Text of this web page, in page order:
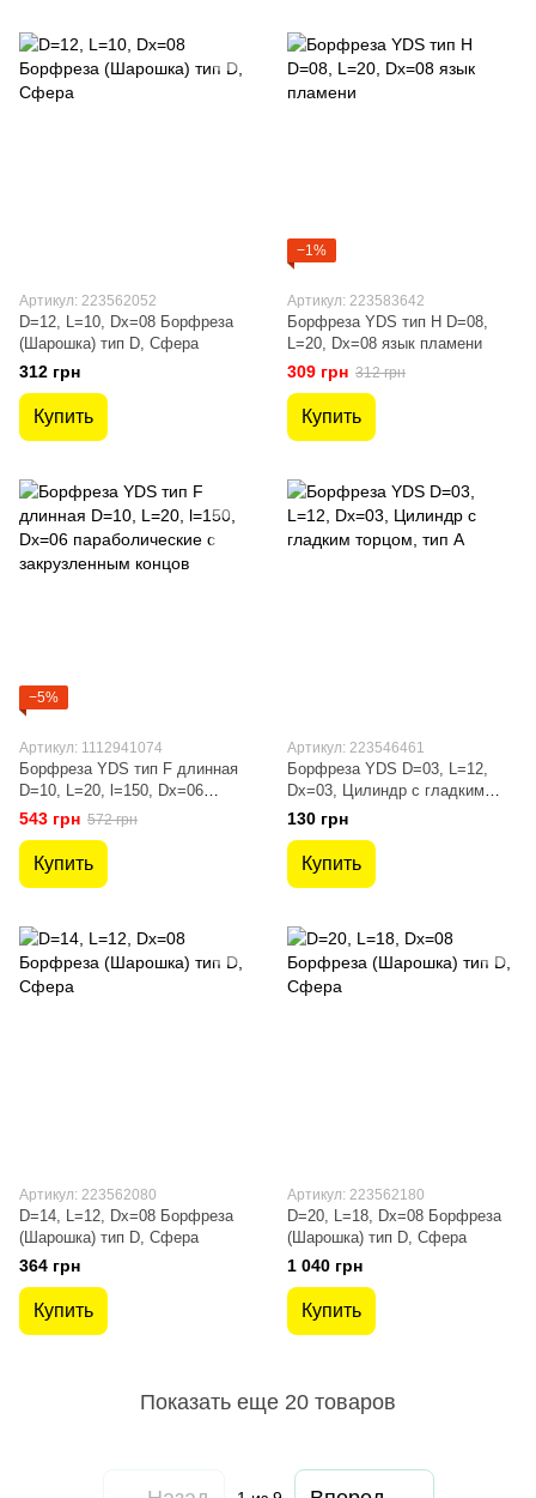
Артикул: 223562052
D=12, L=10, Dх=08 Борфреза
(Шарошка) тип D, Сфера
312 грн
Купить
−1%
Артикул: 223583642
Борфреза YDS тип H D=08,
L=20, Dх=08 язык пламени
309 грн 312 грн
Купить
−5%
Артикул: 1112941074
Борфреза YDS тип F длинная
D=10, L=20, l=150, Dх=06
параболические с
закрузленным концов
543 грн 572 грн
Купить
Артикул: 223546461
Борфреза YDS D=03, L=12,
Dx=03, Цилиндр с гладким
торцом, тип A
130 грн
Купить
Артикул: 223562080
D=14, L=12, Dх=08 Борфреза
(Шарошка) тип D, Сфера
364 грн
Купить
Артикул: 223562180
D=20, L=18, Dх=08 Борфреза
(Шарошка) тип D, Сфера
1 040 грн
Купить
Показать еще 20 товаров